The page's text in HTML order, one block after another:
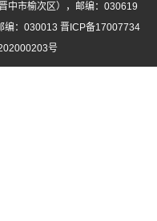
中市榆次区），邮编：030619
编：030013 晋ICP备17007734
号